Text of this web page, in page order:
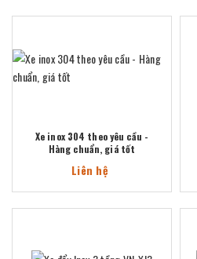
Xe inox 304 theo yêu cầu -
Hàng chuẩn, giá tốt
Liên hệ